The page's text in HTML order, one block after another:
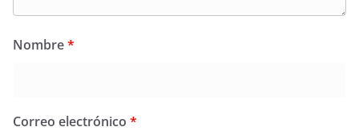
Nombre*
Correo electrónico *